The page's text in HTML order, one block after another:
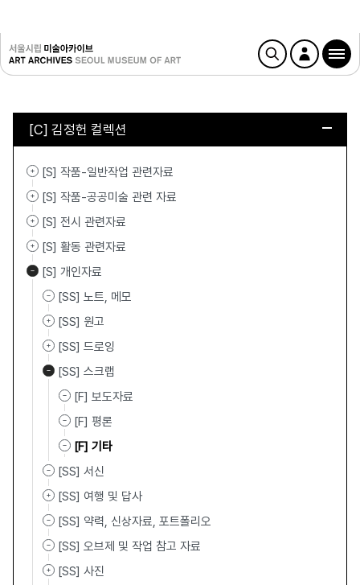
[C] 김정헌 컬렉션
[S] 작품-일반작업 관련자료
[S] 작품-공공미술 관련 자료
[S] 전시 관련자료
[S] 활동 관련자료
[S] 개인자료
[SS] 노트, 메모
[SS] 원고
[SS] 드로잉
[SS] 스크랩
[F] 보도자료
[F] 평론
[F] 기타
[SS] 서신
[SS] 여행 및 답사
[SS] 약력, 신상자료, 포트폴리오
[SS] 오브제 및 작업 참고 자료
[SS] 사진